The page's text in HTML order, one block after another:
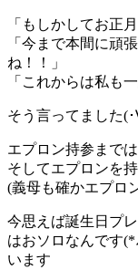
「もしかしてお正
「今まで本間に頑
ね！！」
「これからは私も
そう言ってました(
エプロン持参まで
そしてエプロンを
(義母も確かエプロ
今思えば誕生日プ
はおソロなんです
います